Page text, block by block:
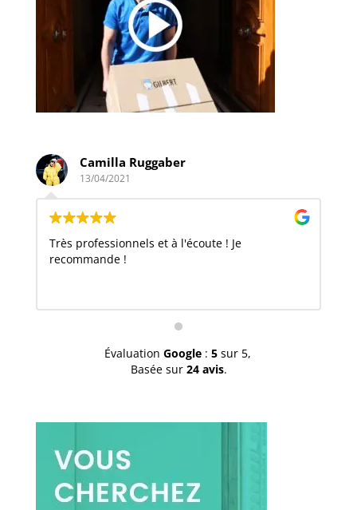
Camilla Ruggaber
13/04/2021
Très professionnels et à l'écoute ! Je
recommande !
Évaluation Google: 5sur 5,
Basée sur24 avis.